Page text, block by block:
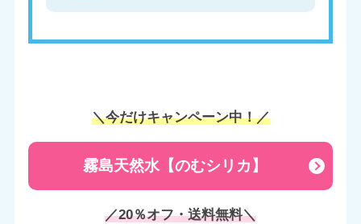
＼今だけキャンペーン中！／
霧島天然水【のむシリカ】
／20％オフ・送料無料＼